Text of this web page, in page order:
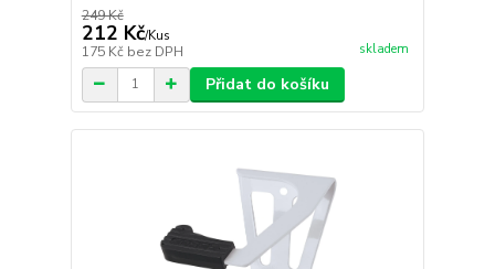
249 Kč
212 Kč/Kus
175 Kč bez DPH skladem
Přidat do košíku